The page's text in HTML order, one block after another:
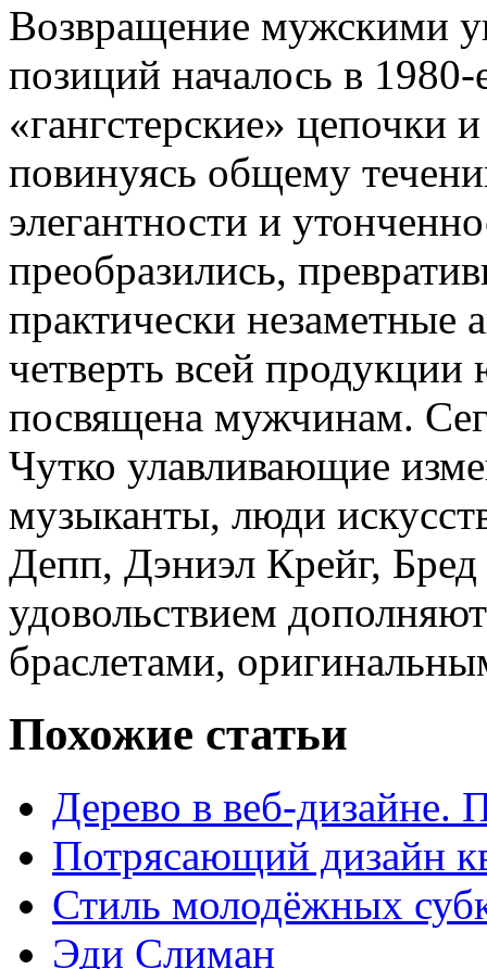
Возвращение мужскими
позиций началось в
«гангстерские» цепочки
повинуясь общему
элегантности и
преобразились,
практически незаметные
четверть всей
посвящена мужчинам.
Чутко улавливающие
музыканты, люди
Депп, Дэниэл Крейг,
удовольствием
браслетами,
Похожие статьи
Дерево в веб-дизайне.
Потрясающий дизайн
Стиль молодёжных
Эди Слиман